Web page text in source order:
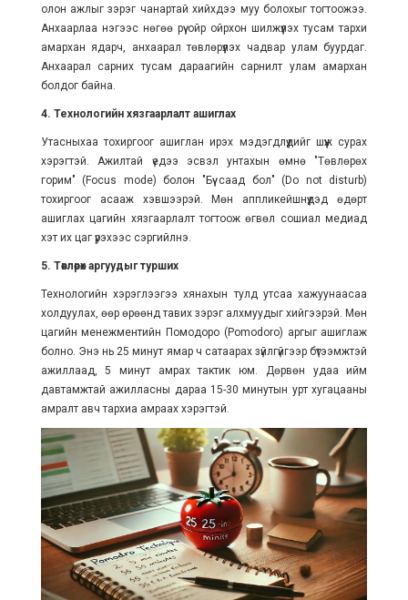
олон ажлыг зэрэг чанартай хийхдээ муу болохыг тогтоожээ.
Анхаарлаа нэгээс нөгөө рүү ойр ойрхон шилжүүлэх тусам тархи
амархан ядарч, анхаарал төвлөрүүлэх чадвар улам буурдаг.
Анхаарал сарних тусам дараагийн сарнилт улам амархан
болдог байна.
4. Технологийн хязгаарлалт ашиглах
Утасныхаа тохиргоог ашиглан ирэх мэдэгдлүүдийг шүүж сурах
хэрэгтэй. Ажилтай үедээ эсвэл унтахын өмнө "Төвлөрөх
горим" (Focus mode) болон "Бүү саад бол" (Do not disturb)
тохиргоог асааж хэвшээрэй. Мөн аппликейшнүүдэд өдөрт
ашиглах цагийн хязгаарлалт тогтоож өгвөл сошиал медиад
хэт их цаг үрэхээс сэргийлнэ.
5. Төвлөрөх аргуудыг турших
Технологийн хэрэглээгээ хянахын тулд утсаа хажуунаасаа
холдуулах, өөр өрөөнд тавих зэрэг алхмуудыг хийгээрэй. Мөн
цагийн менежментийн Помодоро (Pomodoro) аргыг ашиглаж
болно. Энэ нь 25 минут ямар ч сатаарах зүйлгүйгээр бүтээмжтэй
ажиллаад, 5 минут амрах тактик юм. Дөрвөн удаа ийм
давтамжтай ажилласны дараа 15-30 минутын урт хугацааны
амралт авч тархиа амраах хэрэгтэй.